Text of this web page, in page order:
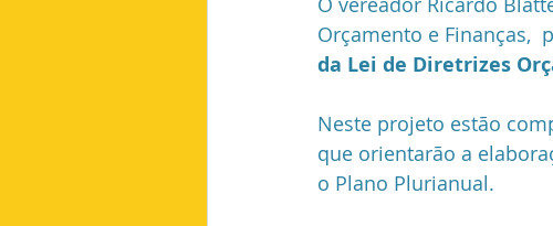
Planejamento Urbano Saúde
Copa do Mundo
Orçamento e Finanças,
da Lei de Diretrizes
Neste projeto estão
que orientarão a
o Plano Plurianual.